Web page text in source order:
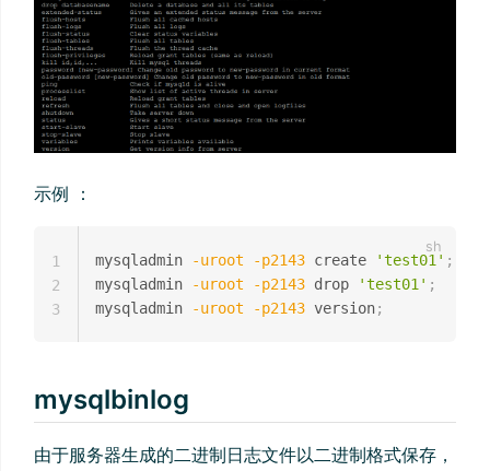
示例 ：
mysqladmin -uroot -p2143 create 'test01' ;
mysqladmin
-uroot -p2143 drop 'test01' ;
mysqladmin
-uroot -p2143 version;
1
2
3
mysqlbinlog
由于服务器生成的二进制日志文件以二进制格式保存，